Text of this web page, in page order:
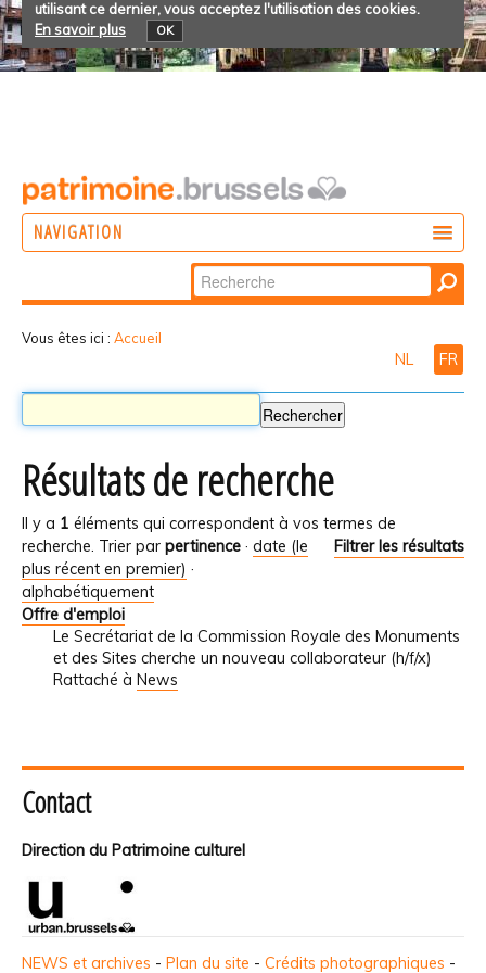
utilisant ce dernier, vous acceptez l'utilisation des cookies.
En savoir plus
OK
NAVIGATION
Chercher par
Recherche
Vous êtes ici : Accueil
NL FR
Résultats de recherche
Il y a 1 éléments qui correspondent à vos termes de
recherche.
Filtrer les résultats
Trier par pertinence · date (le
plus récent en premier) ·
alphabétiquement
Offre d'emploi
Le Secrétariat de la Commission Royale des Monuments
et des Sites cherche un nouveau collaborateur (h/f/x)
Rattaché à News
Contact
Direction du Patrimoine culturel
NEWS et archives - Plan du site - Crédits photographiques -